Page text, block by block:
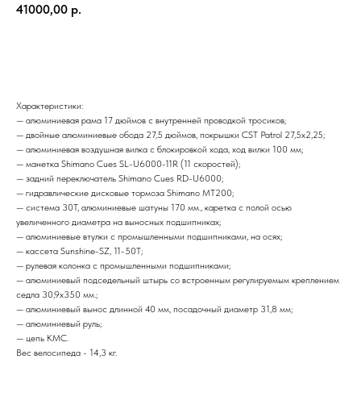
41000,00 р.
Характеристики:
— алюминиевая рама 17 дюймов с внутренней проводкой тросиков;
— двойные алюминиевые обода 27,5 дюймов, покрышки CST Patrol 27,5х2,25;
— алюминиевая воздушная вилка с блокировкой хода, ход вилки 100 мм;
— манетка Shimano Cues SL-U6000-11R (11 скоростей);
— задний переключатель Shimano Cues RD-U6000;
— гидравлические дисковые тормоза Shimano MT200;
— система 30T, алюминиевые шатуны 170 мм., каретка с полой осью
увеличенного диаметра на выносных подшипниках;
— алюминиевые втулки с промышленными подшипниками, на осях;
— кассета Sunshine-SZ, 11-50T;
— рулевая колонка с промышленными подшипниками;
— алюминиевый подседельный штырь со встроенным регулируемым креплением
седла 30,9х350 мм.;
— алюминиевый вынос длинной 40 мм, посадочный диаметр 31,8 мм;
— алюминиевый руль;
— цепь KMC.
Вес велосипеда - 14,3 кг.